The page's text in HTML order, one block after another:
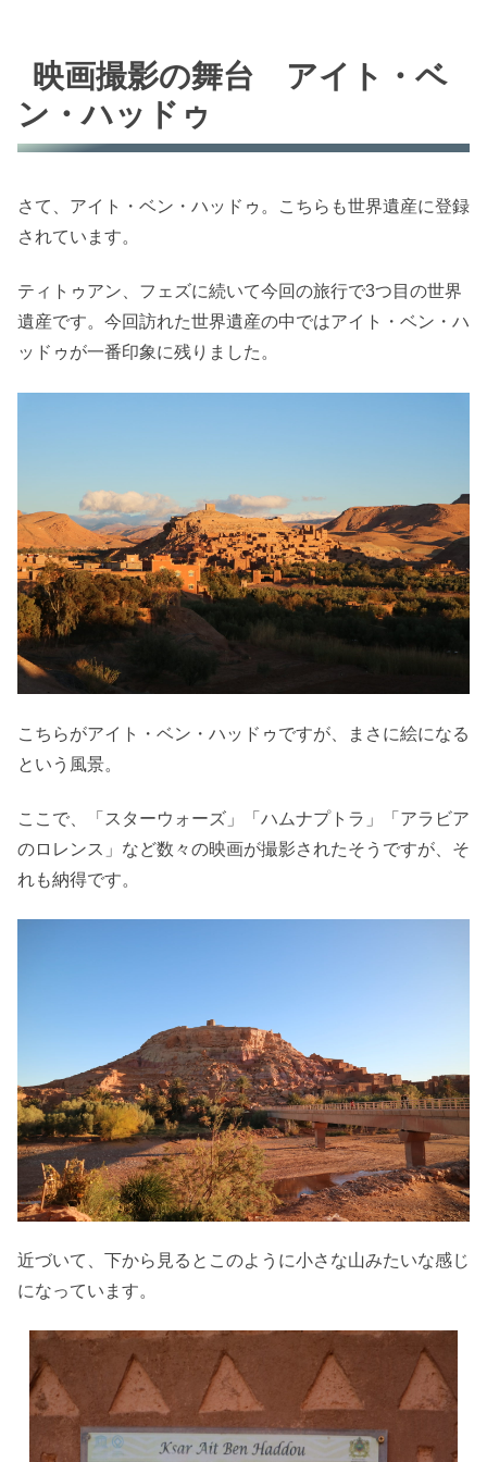
映画撮影の舞台 アイト・ベ
ン・ハッドゥ
さて、アイト・ベン・ハッドゥ。こちらも世界遺産に登録
されています。
ティトゥアン、フェズに続いて今回の旅行で3つ目の世界
遺産です。今回訪れた世界遺産の中ではアイト・ベン・ハ
ッドゥが一番印象に残りました。
こちらがアイト・ベン・ハッドゥですが、まさに絵になる
という風景。
ここで、「スターウォーズ」「ハムナプトラ」「アラビア
のロレンス」など数々の映画が撮影されたそうですが、そ
れも納得です。
近づいて、下から見るとこのように小さな山みたいな感じ
になっています。